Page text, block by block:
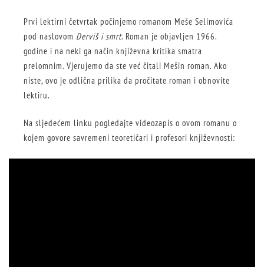
Prvi lektirni četvrtak počinjemo romanom Meše Selimovića
pod naslovom Derviš i smrt. Roman je objavljen 1966.
godine i na neki ga način književna kritika smatra
prelomnim. Vjerujemo da ste već čitali Mešin roman. Ako
niste, ovo je odlična prilika da pročitate roman i obnovite
lektiru.
Na sljedećem linku pogledajte videozapis o ovom romanu o
kojem govore savremeni teoretičari i profesori književnosti: